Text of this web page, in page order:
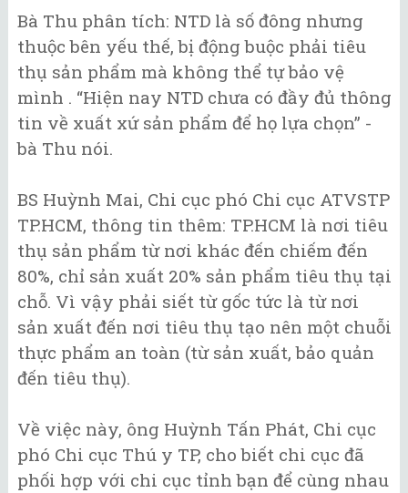
Bà Thu phân tích: NTD là số đông nhưng
thuộc bên yếu thế, bị động buộc phải tiêu
thụ sản phẩm mà không thể tự bảo vệ
mình . “Hiện nay NTD chưa có đầy đủ thông
tin về xuất xứ sản phẩm để họ lựa chọn” -
bà Thu nói.
BS Huỳnh Mai, Chi cục phó Chi cục ATVSTP
TP.HCM, thông tin thêm: TP.HCM là nơi tiêu
thụ sản phẩm từ nơi khác đến chiếm đến
80%, chỉ sản xuất 20% sản phẩm tiêu thụ tại
chỗ. Vì vậy phải siết từ gốc tức là từ nơi
sản xuất đến nơi tiêu thụ tạo nên một chuỗi
thực phẩm an toàn (từ sản xuất, bảo quản
đến tiêu thụ).
Về việc này, ông Huỳnh Tấn Phát, Chi cục
phó Chi cục Thú y TP, cho biết chi cục đã
phối hợp với chi cục tỉnh bạn để cùng nhau